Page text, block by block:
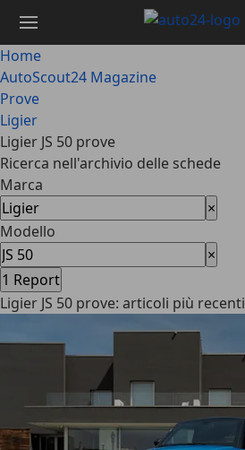
contenuto
principale
Home
AutoScout24 Magazine
Prove
Ligier
Ligier JS 50 prove
Ricerca nell'archivio delle schede
Marca
×
Modello
×
1 Report
Ligier JS 50 prove: articoli più recenti